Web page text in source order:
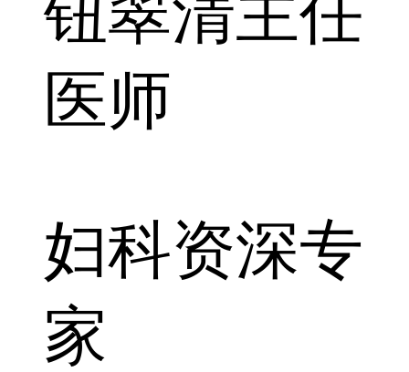
钮翠清主任
医师
妇科资深专
家